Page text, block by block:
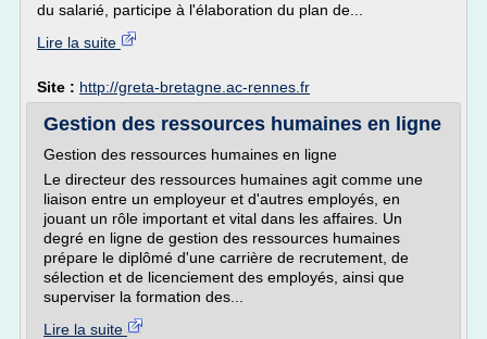
du salarié, participe à l'élaboration du plan de...
Lire la suite
Site : http://greta-bretagne.ac-rennes.fr
Gestion des ressources humaines en ligne
Gestion des ressources humaines en ligne
Le directeur des ressources humaines agit comme une
liaison entre un employeur et d'autres employés, en
jouant un rôle important et vital dans les affaires. Un
degré en ligne de gestion des ressources humaines
prépare le diplômé d'une carrière de recrutement, de
sélection et de licenciement des employés, ainsi que
superviser la formation des...
Lire la suite